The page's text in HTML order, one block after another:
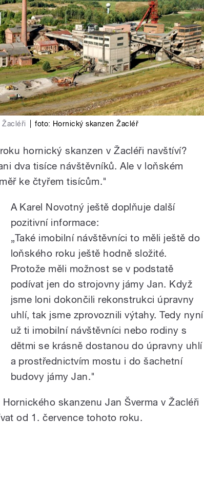
Žacléři foto: Hornický skanzen Žacléř
hornický skanzen v Žacléři navštíví?
dva tisíce návštěvníků. Ale v loňském
ke čtyřem tisícům."
A Karel Novotný ještě doplňuje další
pozitivní informace:
„Také imobilní návštěvníci to měli ještě do
loňského roku ještě hodně složité.
Protože měli možnost se v podstatě
podívat jen do strojovny jámy Jan. Když
jsme loni dokončili rekonstrukci úpravny
uhlí, tak jsme zprovoznili výtahy. Tedy nyní
už ti imobilní návštěvníci nebo rodiny s
dětmi se krásně dostanou do úpravny uhlí
a prostřednictvím mostu i do šachetní
budovy jámy Jan."
skanzenu Jan Šverma v Žacléři
od 1. července tohoto roku.